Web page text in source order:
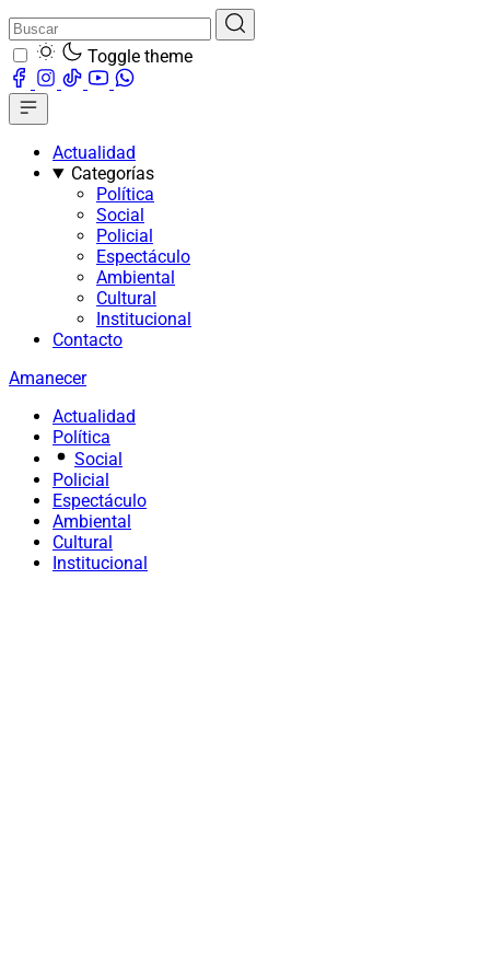
Toggle theme
Actualidad
Categorías
Política
Social
Policial
Espectáculo
Ambiental
Cultural
Institucional
Contacto
Amanecer
Actualidad
Política
Social
Policial
Espectáculo
Ambiental
Cultural
Institucional